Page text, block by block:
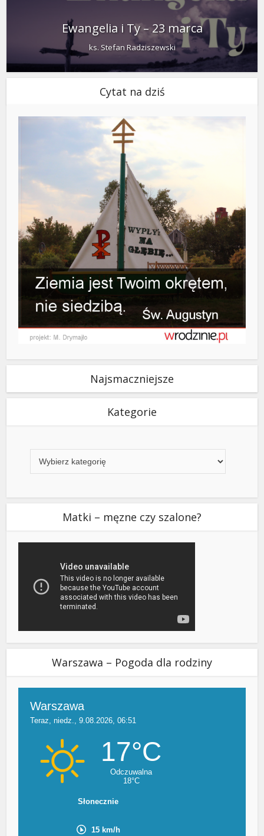
Ewangelia i Ty – 23 marca
ks. Stefan Radziszewski
Cytat na dziś
Najsmaczniejsze
Kategorie
Matki – męzne czy szalone?
Warszawa – Pogoda dla rodziny